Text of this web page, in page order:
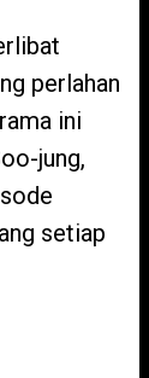
perlahan
ini
jung,
setiap